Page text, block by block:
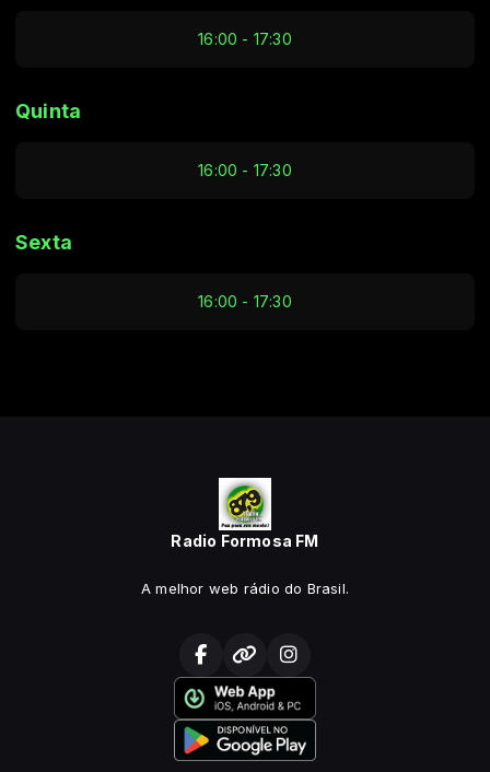
16:00 - 17:30
Quinta
16:00 - 17:30
Sexta
16:00 - 17:30
Radio Formosa FM
A melhor web rádio do Brasil.